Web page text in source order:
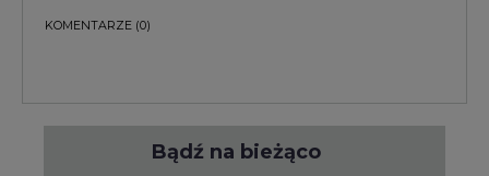
przez nas Państwa danych osobowych, w tym
informacje o przysługujących Państwu